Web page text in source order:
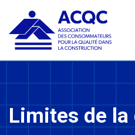
Limites de la